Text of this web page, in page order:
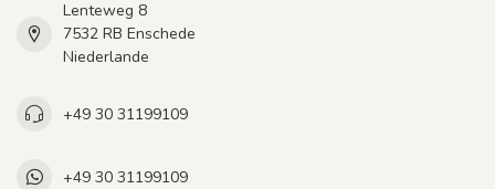
Lenteweg 8
7532 RB Enschede
Niederlande
+49 30 31199109
+49 30 31199109